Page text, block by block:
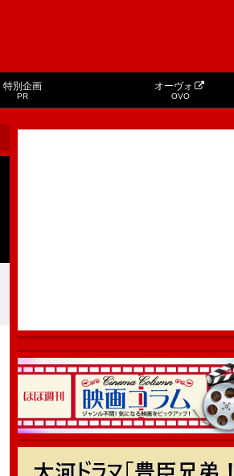
特別企画
PR
オーヴォ
OVO